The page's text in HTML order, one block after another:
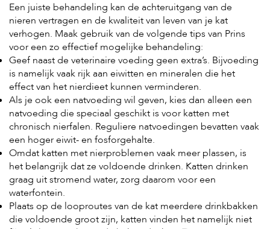
Een juiste behandeling kan de achteruitgang van de
nieren vertragen en de kwaliteit van leven van je kat
verhogen. Maak gebruik van de volgende tips van Prins
voor een zo effectief mogelijke behandeling:
Geef naast de veterinaire voeding geen extra’s. Bijvoeding
is namelijk vaak rijk aan eiwitten en mineralen die het
effect van het nierdieet kunnen verminderen.
Als je ook een natvoeding wil geven, kies dan alleen een
natvoeding die speciaal geschikt is voor katten met
chronisch nierfalen. Reguliere natvoedingen bevatten vaak
een hoger eiwit- en fosforgehalte.
Omdat katten met nierproblemen vaak meer plassen, is
het belangrijk dat ze voldoende drinken. Katten drinken
graag uit stromend water, zorg daarom voor een
waterfontein.
Plaats op de looproutes van de kat meerdere drinkbakken
die voldoende groot zijn, katten vinden het namelijk niet